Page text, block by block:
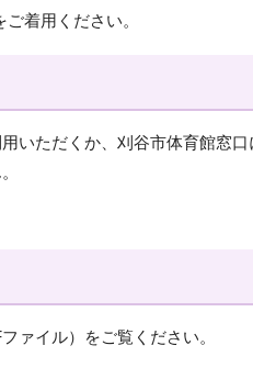
着用ください。
いただくか、刈谷市体育館窓
ァイル）をご覧ください。